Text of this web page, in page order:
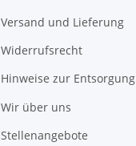
Versand und Lieferung
Widerrufsrecht
Hinweise zur Entsorgung
Wir über uns
Stellenangebote